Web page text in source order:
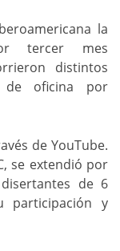
la
tercer mes
distintos
de oficina por
de YouTube.
se extendió por
de 6
participación y